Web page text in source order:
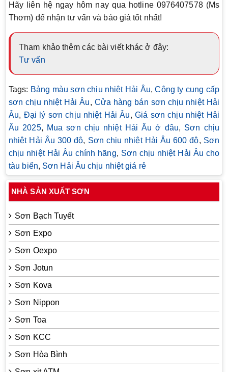
Hãy liên hệ ngay hôm nay qua hotline 0976407578 (Ms
Thơm) để nhận tư vấn và báo giá tốt nhất!
Tham khảo thêm các bài viết khác ở đây:
Tư vấn
Tags: Bảng màu sơn chịu nhiệt Hải Âu,Công ty cung cấp
sơn chịu nhiệt Hải Âu, Cửa hàng bán sơn chịu nhiệt Hải
Âu, Đại lý sơn chịu nhiệt Hải Âu,Giá sơn chịu nhiệt Hải
Âu 2025, Mua sơn chịu nhiệt Hải Âu ở đâu, Sơn chịu
nhiệt Hải Âu 300 độ, Sơn chịu nhiệt Hải Âu 600 độ, Sơn
chịu nhiệt Hải Âu chính hãng, Sơn chịu nhiệt Hải Âu cho
tàu biển, Sơn Hải Âu chịu nhiệt giá rẻ
NHÀ SẢN XUẤT SƠN
Sơn Bạch Tuyết
Sơn Expo
Sơn Oexpo
Sơn Jotun
Sơn Kova
Sơn Nippon
Sơn Toa
Sơn KCC
Sơn Hòa Bình